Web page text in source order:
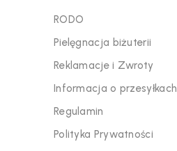
RODO
Pielęgnacja biżuterii
Reklamacje i Zwroty
Informacja o przesyłkach
Regulamin
Polityka Prywatności